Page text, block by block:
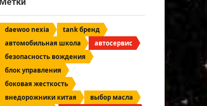
Метки
daewoo nexia
tank бренд
автомобильная школа
автосервис
безопасность вождения
блок управления
боковая жесткость
внедорожники китая
выбор масла